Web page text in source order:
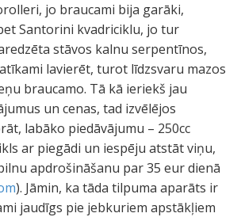
jo braucami bija garāki,
Santorini kvadriciklu, jo tur
stāvos kalnu serpentīnos,
lavierēt, turot līdzsvaru mazos
braucamo. Tā kā ieriekš jau
un cenas, tad izvēlējos
labāko piedāvājumu – 250cc
ar piegādi un iespēju atstāt viņu,
apdrošināšanu par 35 eur dienā
). Jāmin, ka tāda tilpuma aparāts ir
jaudīgs pie jebkuriem apstākļiem